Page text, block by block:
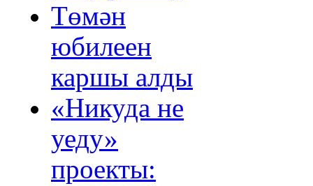
Төмән
юбилеен
каршы алды
«Никуда не
уеду»
проекты: